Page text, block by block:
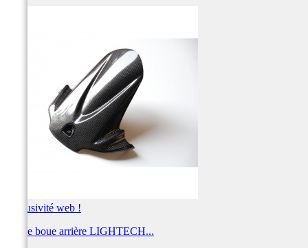
Exclusivité web !
Garde boue arrière LIGHTECH...